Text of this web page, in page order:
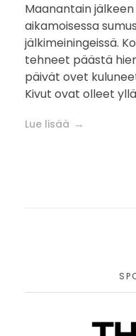
Maanantain
aikamoisessa
jälkimeiningeissä.
tehneet päästä
päivät ovet
Kivut ovat olleet
Lue lisää